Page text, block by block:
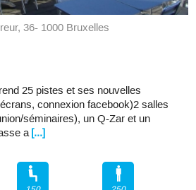
36- 1000 Bruxelles
25 pistes et ses nouvelles
connexion facebook)2 salles
séminaires), un Q-Zar et un
a[...]